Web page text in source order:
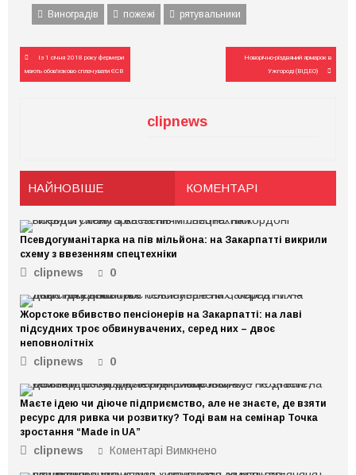
Виноградів пожежі рятувальники
Навігація
записів
Із 1 січня 2018 року фермери
мають обов’язково сплачувати ЄСВ
Новорічно-різдвяний ярмарок в
Ужгороді (ВІДЕО)
clipnews
НАЙНОВІШЕ КОМЕНТАРІ
Псевдогуманітарка на пів мільйона: на Закарпатті викрили
схему з ввезенням спецтехніки
clipnews 0
Жорстоке вбивство пенсіонерів на Закарпатті: на лаві
підсудних троє обвинувачених, серед них – двоє
неповнолітніх
clipnews 0
Маєте ідею чи діюче підприємство, але не знаєте, де взяти
ресурс для ривка чи розвитку? Тоді вам на семінар Точка
зростання “Made in UA”
clipnews Коментарі Вимкнено